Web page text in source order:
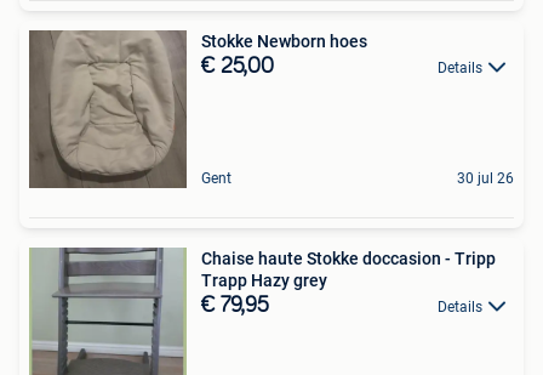
Stokke Newborn hoes
€ 25,00 Details
Gent 30 jul 26
Chaise haute Stokke doccasion - Tripp
Trapp Hazy grey
€ 79,95 Details